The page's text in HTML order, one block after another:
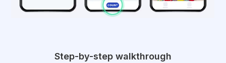
Step-by-step walkthrough